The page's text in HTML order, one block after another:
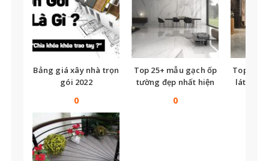
Bảng giá xây nhà trọn
gói 2022
0
Top 25+ mẫu gạch ốp
tường đẹp nhất hiện
0
Top
lát nền